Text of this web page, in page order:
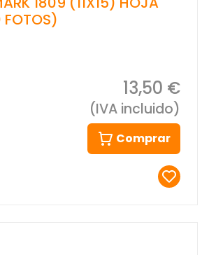
13,50 €
(IVA incluido)
Comprar